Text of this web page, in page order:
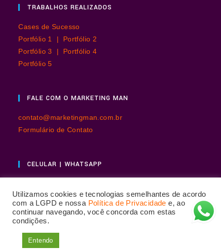
TRABALHOS REALIZADOS
Cases de Sucesso
Portfólio 1 | Portfólio 2
Portfólio 3 | Portfólio 4
Portfólio 5
FALE COM O MARKETING MAN
contato@marketingman.com.br
Formulário de Contato
CELULAR | WHATSAPP
Copyright© 2026 - Marketing Man | Sérgio de Souza
Utilizamos cookies e tecnologias semelhantes de acordo
com a LGPD e nossa Política de Privacidade e, ao
continuar navegando, você concorda com estas
condições.
Entendo